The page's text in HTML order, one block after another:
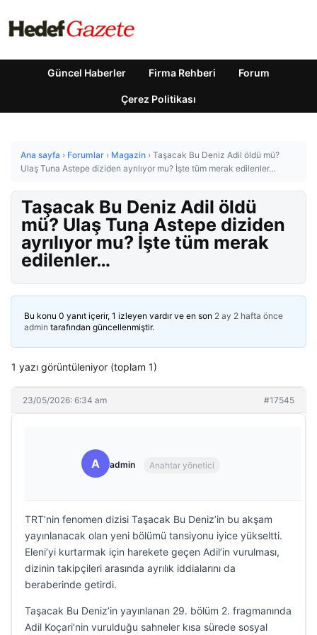
Güncel Haberler Firma Rehberi Forum
Çerez Politikası
Ana sayfa › Forumlar › Magazin › Taşacak Bu Deniz Adil öldü mü?
Ulaş Tuna Astepe diziden ayrılıyor mu? İşte tüm merak edilenler…
Taşacak Bu Deniz Adil öldü
mü? Ulaş Tuna Astepe diziden
ayrılıyor mu? İşte tüm merak
edilenler…
Bu konu 0 yanıt içerir, 1 izleyen vardır ve en son 2 ay 2 hafta önce
admin tarafından güncellenmiştir.
1 yazı görüntüleniyor (toplam 1)
23/05/2026: 6:34 am #17545
A admin Anahtar yönetici
TRT’nin fenomen dizisi Taşacak Bu Deniz’in bu akşam
yayınlanacak olan yeni bölümü tansiyonu iyice yükseltti.
Eleni’yi kurtarmak için harekete geçen Adil’in vurulması,
dizinin takipçileri arasında ayrılık iddialarını da
beraberinde getirdi.
Taşacak Bu Deniz’in yayınlanan 29. bölüm 2. fragmanında
Adil Koçari’nin vurulduğu sahneler kısa sürede sosyal